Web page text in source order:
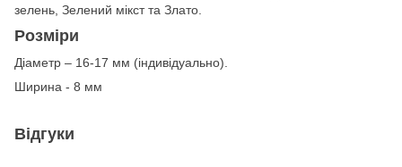
зелень, Зелений мікст та Злато.
Розміри
Діаметр – 16-17 мм (індивідуально).
Ширина - 8 мм
Відгуки